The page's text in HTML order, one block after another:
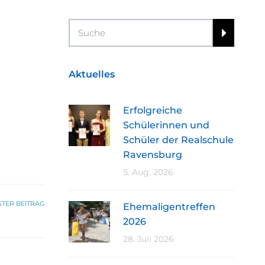
BEITRAG
Aktuelles
Erfolgreiche
Schülerinnen und
Schüler der Realschule
Ravensburg
5. Aug. 2026
Ehemaligentreffen
2026
28. Juli 2026